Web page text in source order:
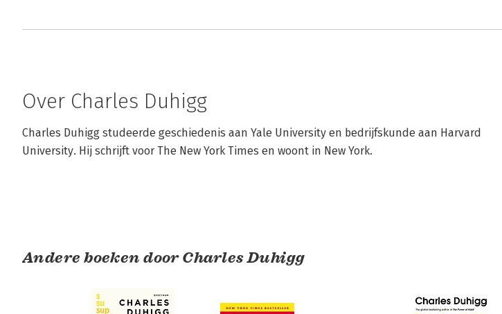
Over Charles Duhigg
Charles Duhigg studeerde geschiedenis aan Yale University en bedrijfskunde aan Harvard
University. Hij schrijft voor The New York Times en woont in New York.
Andere boeken door Charles Duhigg